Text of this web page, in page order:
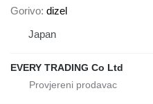
Gorivo dizel
Japan
EVERY TRADING Co Ltd